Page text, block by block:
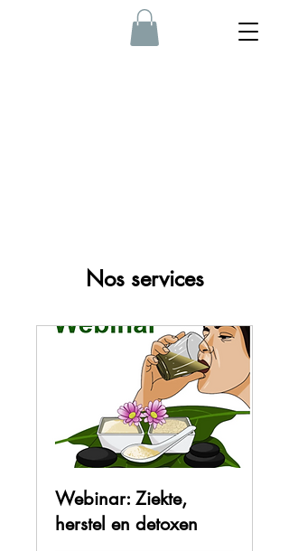
Nos services
Webinar: Ziekte,
herstel en detoxen